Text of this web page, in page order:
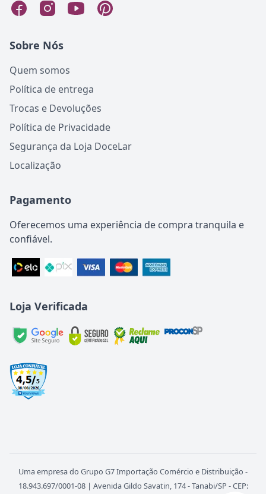
Sobre Nós
Quem somos
Política de entrega
Trocas e Devoluções
Política de Privacidade
Segurança da Loja DoceLar
Localização
Pagamento
Oferecemos uma experiência de compra tranquila e
confiável.
Loja Verificada
Uma empresa do Grupo G7 Importação Comércio e Distribuição -
18.943.697/0001-08 | Avenida Gildo Savatin, 174 - Tanabi/SP - CEP: